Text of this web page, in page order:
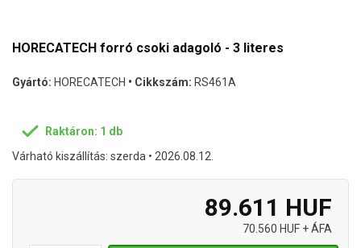
HORECATECH forró csoki adagoló - 3 literes
Gyártó: HORECATECH • Cikkszám: RS461A
Raktáron: 1 db
Várható kiszállítás: szerda • 2026.08.12.
89.611 HUF
70.560 HUF + ÁFA